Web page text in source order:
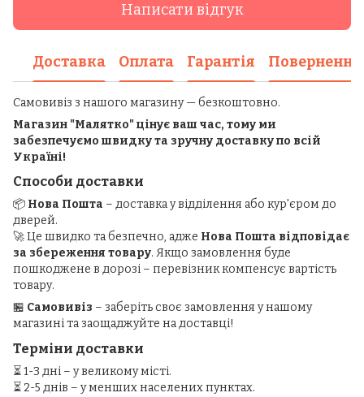
Написати відгук
Доставка Оплата Гарантія Повернення
Самовивіз з нашого магазину — безкоштовно.
Магазин "Малятко" цінує ваш час, тому ми
забезпечуємо швидку та зручну доставку по всій
Україні!
Способи доставки
📦 Нова Пошта – доставка у відділення або кур'єром до
дверей.
🚀 Це швидко та безпечно, адже Нова Пошта відповідає
за збереження товару. Якщо замовлення буде
пошкоджене в дорозі – перевізник компенсує вартість
товару.
🏪 Самовивіз – заберіть своє замовлення у нашому
магазині та заощаджуйте на доставці!
Терміни доставки
⏳ 1-3 дні – у великому місті.
⏳ 2-5 днів – у менших населених пунктах.